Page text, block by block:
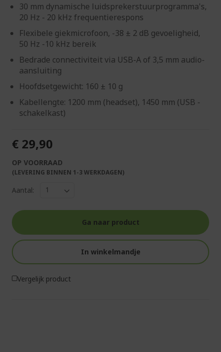
30 mm dynamische luidsprekerstuurprogramma's,
20 Hz - 20 kHz frequentierespons
Flexibele giekmicrofoon, -38 ± 2 dB gevoeligheid,
50 Hz -10 kHz bereik
Bedrade connectiviteit via USB-A of 3,5 mm audio-
aansluiting
Hoofdsetgewicht: 160 ± 10 g
Kabellengte: 1200 mm (headset), 1450 mm (USB -
schakelkast)
€ 29,90
OP VOORRAAD
(LEVERING BINNEN 1-3 WERKDAGEN)
Aantal:
Ga naar product
In winkelmandje
Vergelijk product